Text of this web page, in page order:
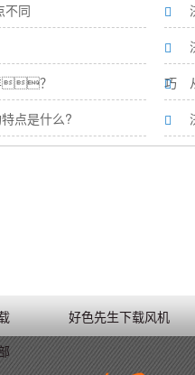
不同
巧
？
点是什么?
好色先生下载风机